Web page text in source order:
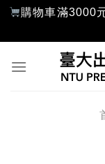
購物車滿3000